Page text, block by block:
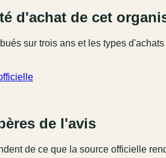
d'achat de cet
sur trois ans et les types
de l'avis
de ce que la source officielle